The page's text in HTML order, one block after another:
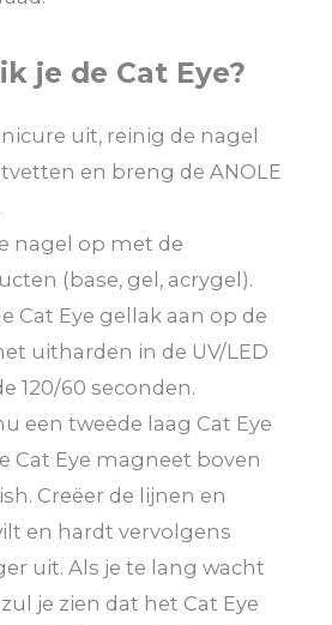
je de Cat Eye?
uit, reinig de nagel
en breng de ANOLE
nagel op met de
(base, gel, acrygel).
Cat Eye gellak aan op de
uitharden in de UV/LED
120/60 seconden.
een tweede laag Cat Eye
Cat Eye magneet boven
Creëer de lijnen en
en hardt vervolgens
uit. Als je te lang wacht
je zien dat het Cat Eye